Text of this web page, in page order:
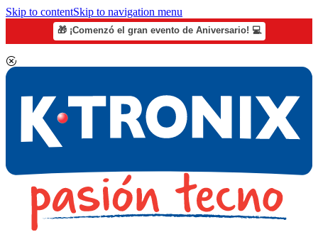
Skip to contentSkip to navigation menu
🎁 ¡Comenzó el gran evento de Aniversario! 💻